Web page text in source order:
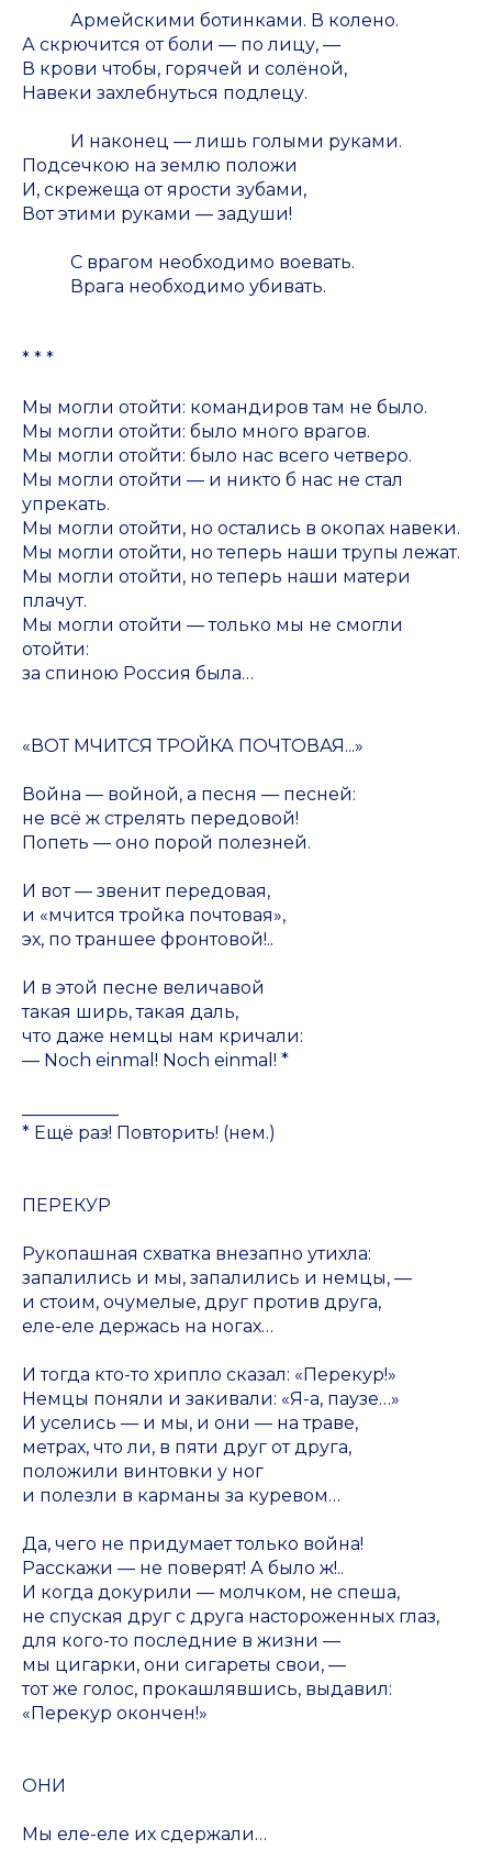
Армейскими ботинками. В колено.
А скрючится от боли — по лицу, —
В крови чтобы, горячей и солёной,
Навеки захлебнуться подлецу.
И наконец — лишь голыми руками.
Подсечкою на землю положи
И, скрежеща от ярости зубами,
Вот этими руками — задуши!
С врагом необходимо воевать.
Врага необходимо убивать.
* * *
Мы могли отойти: командиров там не было.
Мы могли отойти: было много врагов.
Мы могли отойти: было нас всего четверо.
Мы могли отойти — и никто б нас не стал
упрекать.
Мы могли отойти, но остались в окопах навеки.
Мы могли отойти, но теперь наши трупы лежат.
Мы могли отойти, но теперь наши матери
плачут.
Мы могли отойти — только мы не смогли
отойти:
за спиною Россия была…
«ВОТ МЧИТСЯ ТРОЙКА ПОЧТОВАЯ...»
Война — войной, а песня — песней:
не всё ж стрелять передовой!
Попеть — оно порой полезней.
И вот — звенит передовая,
и «мчится тройка почтовая»,
эх, по траншее фронтовой!..
И в этой песне величавой
такая ширь, такая даль,
что даже немцы нам кричали:
— Noch einmal! Noch einmal! *
* Ещё раз! Повторить! (нем.)
ПЕРЕКУР
Рукопашная схватка внезапно утихла:
запалились и мы, запалились и немцы, —
и стоим, очумелые, друг против друга,
еле-еле держась на ногах…
И тогда кто-то хрипло сказал: «Перекур!»
Немцы поняли и закивали: «Я-а, паузе…»
И уселись — и мы, и они — на траве,
метрах, что ли, в пяти друг от друга,
положили винтовки у ног
и полезли в карманы за куревом…
Да, чего не придумает только война!
Расскажи — не поверят! А было ж!..
И когда докурили — молчком, не спеша,
не спуская друг с друга настороженных глаз,
для кого-то последние в жизни —
мы цигарки, они сигареты свои, —
тот же голос, прокашлявшись, выдавил:
«Перекур окончен!»
ОНИ
Мы еле-еле их сдержали…